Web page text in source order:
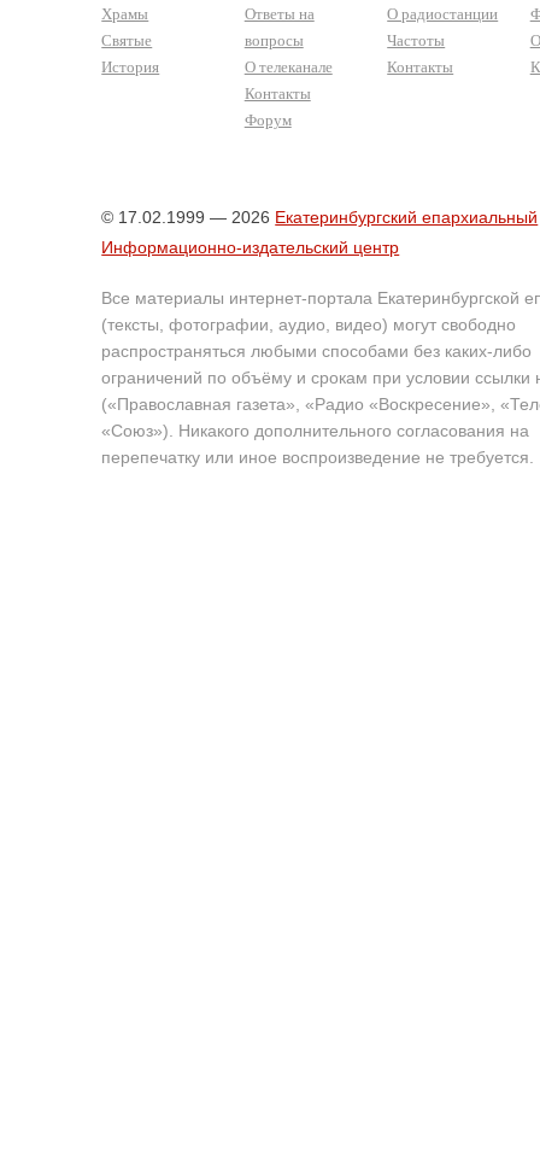
Храмы
Святые
История
Ответы на
вопросы
О телеканале
Контакты
Форум
О радиостанции
Частоты
Контакты
© 17.02.1999 — 2026 Екатеринбургский епархиальный
Информационно-издательский центр
Все материалы интернет-портала Екатеринбургской
(тексты, фотографии, аудио, видео) могут свободно
распространяться любыми способами без каких-либо
ограничений по объёму и срокам при условии ссылки
(«Православная газета», «Радио «Воскресение»,
«Союз»). Никакого дополнительного согласования на
перепечатку или иное воспроизведение не требуется.